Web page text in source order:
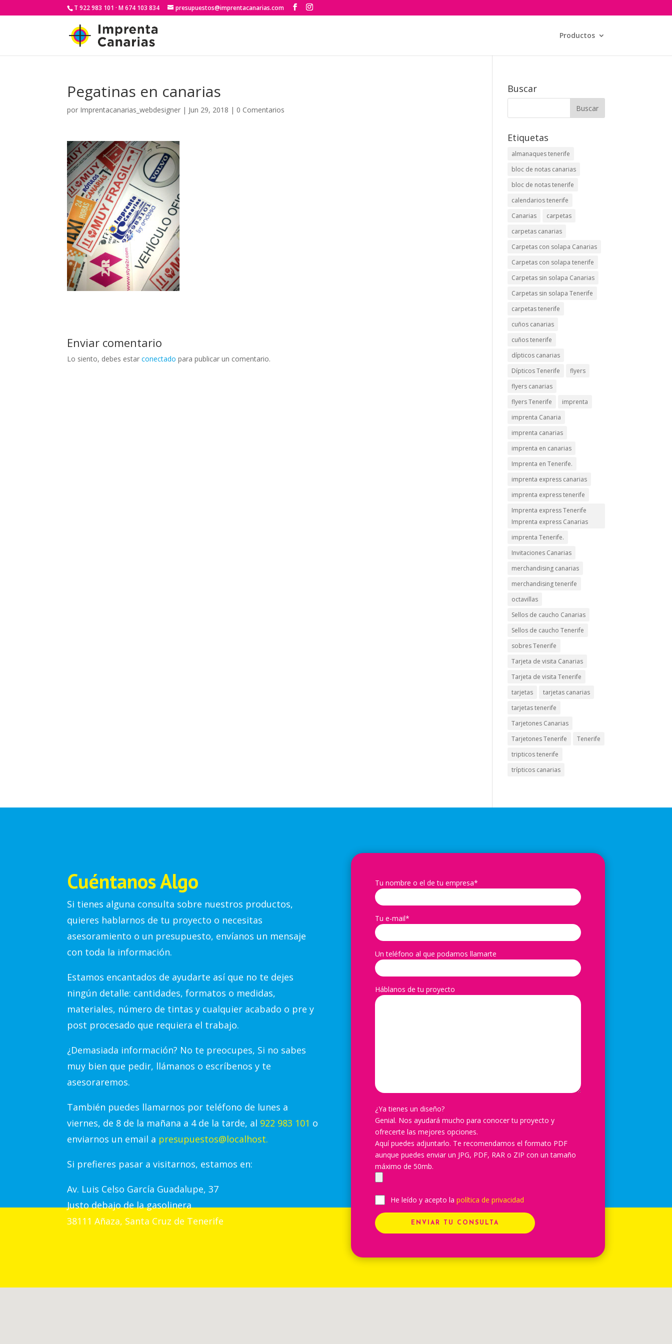
T 922 983 101 · M 674 103 834 presupuestos@imprentacanarias.com
Productos
Pegatinas en canarias
por Imprentacanarias_webdesigner | Jun 29, 2018 | 0 Comentarios
Enviar comentario
Lo siento, debes estarconectado para publicar un comentario.
Buscar
Etiquetas
almanaques tenerife
bloc de notas canarias
bloc de notas tenerife
calendarios tenerife
Canarias
carpetas
carpetas canarias
Carpetas con solapa Canarias
Carpetas con solapa tenerife
Carpetas sin solapa Canarias
Carpetas sin solapa Tenerife
carpetas tenerife
cuños canarias
cuños tenerife
dípticos canarias
Dípticos Tenerife
flyers
flyers canarias
flyers Tenerife
imprenta
imprenta Canaria
imprenta canarias
imprenta en canarias
Imprenta en Tenerife.
imprenta express canarias
imprenta express tenerife
Imprenta express Tenerife
Imprenta express Canarias
imprenta Tenerife.
Invitaciones Canarias
merchandising canarias
merchandising tenerife
octavillas
Sellos de caucho Canarias
Sellos de caucho Tenerife
sobres Tenerife
Tarjeta de visita Canarias
Tarjeta de visita Tenerife
tarjetas
tarjetas canarias
tarjetas tenerife
Tarjetones Canarias
Tarjetones Tenerife
Tenerife
tripticos tenerife
trípticos canarias
Cuéntanos Algo
Si tienes alguna consulta sobre nuestros productos,
quieres hablarnos de tu proyecto o necesitas
asesoramiento o un presupuesto, envíanos un mensaje
con toda la información.
Estamos encantados de ayudarte así que no te dejes
ningún detalle: cantidades, formatos o medidas,
materiales, número de tintas y cualquier acabado o pre y
post procesado que requiera el trabajo.
¿Demasiada información? No te preocupes, Si no sabes
muy bien que pedir, llámanos o escríbenos y te
asesoraremos.
También puedes llamarnos por teléfono de lunes a
viernes, de 8 de la mañana a 4 de la tarde, al 922 983 101 o
enviarnos un email a presupuestos@localhost.
Si prefieres pasar a visitarnos, estamos en:
Av. Luis Celso García Guadalupe, 37
Justo debajo de la gasolinera
38111 Añaza, Santa Cruz de Tenerife
Tu nombre o el de tu empresa*
Tu e-mail*
Un teléfono al que podamos llamarte
Háblanos de tu proyecto
¿Ya tienes un diseño?
Genial. Nos ayudará mucho para conocer tu proyecto y
ofrecerte las mejores opciones.
Aquí puedes adjuntarlo. Te recomendamos el formato PDF
aunque puedes enviar un JPG, PDF, RAR o ZIP con un tamaño
máximo de 50mb.
He leído y acepto la política de privacidad